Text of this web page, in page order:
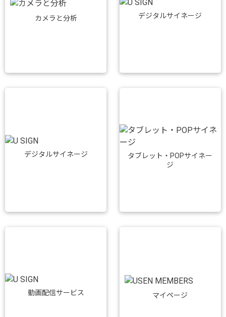
カメラと分析 デジタルサイネージ
デジタルサイネージ
タブレット・POPサイネー
ジ
動画配信サービス マイページ